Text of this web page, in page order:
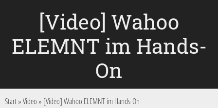
[Video] Wahoo
ELEMNT im Hands-
On
Start»Video» [Video] Wahoo ELEMNT im Hands-On